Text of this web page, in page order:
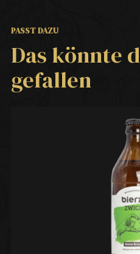
PASST DAZU
Das könnte
gefallen